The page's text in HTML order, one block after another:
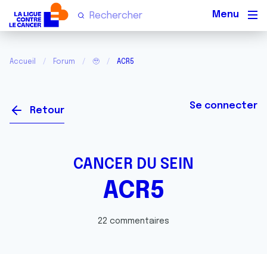
Accueil Forum 🥹 ACR5
Retour Se connecter
CANCER DU SEIN
ACR5
22 commentaires